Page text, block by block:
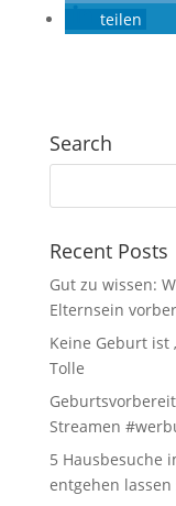
teilen
Search
Recent Posts
Gut zu wissen:
Elternsein
Keine Geburt ist
Tolle
Streamen
5 Hausbesuche
entgehen